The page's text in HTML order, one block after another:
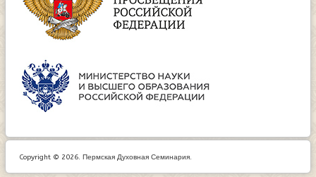
Copyright © 2026. Пермская Духовная Семинария.